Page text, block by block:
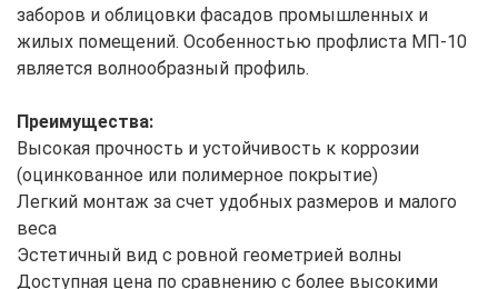
заборов и облицовки фасадов промышленных и
жилых помещений. Особенностью профлиста МП-10
является волнообразный профиль.
Преимущества:
Высокая прочность и устойчивость к коррозии
(оцинкованное или полимерное покрытие)
Легкий монтаж за счет удобных размеров и малого
веса
Эстетичный вид с ровной геометрией волны
Доступная цена по сравнению с более высокими